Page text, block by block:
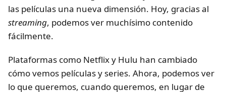
las películas una nueva dimensión. Hoy, gracias al
streaming, podemos ver muchísimo contenido
fácilmente.
Plataformas como Netflix y Hulu han cambiado
cómo vemos películas y series. Ahora, podemos ver
lo que queremos, cuando queremos, en lugar de